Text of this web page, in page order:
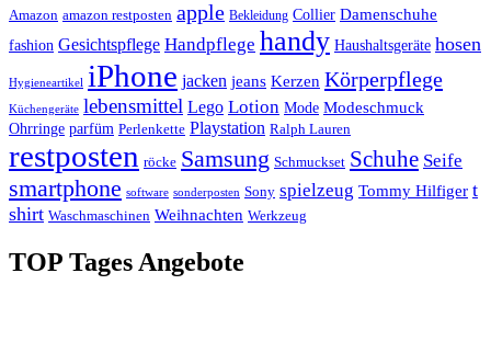
Amazon amazon restposten apple Bekleidung Collier Damenschuhe
fashion Gesichtspflege Handpflege handy Haushaltsgeräte hosen
Hygieneartikel iPhone jacken jeans Kerzen Körperpflege
Küchengeräte lebensmittel Lego Lotion Mode Modeschmuck
Ohrringe parfüm Perlenkette Playstation Ralph Lauren
restposten röcke Samsung Schmuckset Schuhe Seife
smartphone software sonderposten Sony spielzeug Tommy Hilfiger t
shirt Waschmaschinen Weihnachten Werkzeug
TOP Tages Angebote